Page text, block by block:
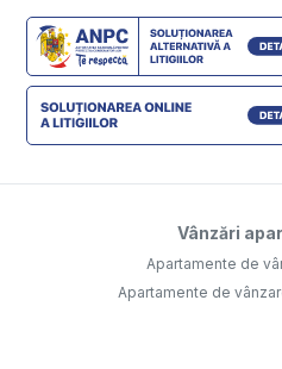
Vânzări
Apartamente de
Apartamente de